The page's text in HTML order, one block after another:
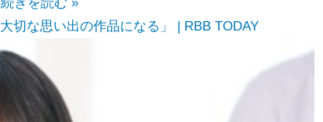
切な思い出の作品になる」 | RBB TODAY